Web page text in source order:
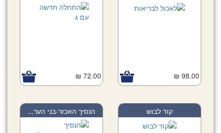
98.00 ₪
72.00 ₪
קוד לבוש הנסיך האכזר-בני הער...